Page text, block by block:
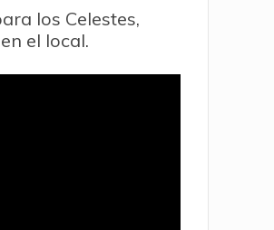
los Celestes,
el local.